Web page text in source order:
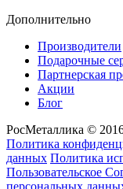
Дополнительно
Производители
Подарочные
Партнерская
Акции
Блог
РосМеталлика ©
Политика
данных Политика
Пользовательское
персональных